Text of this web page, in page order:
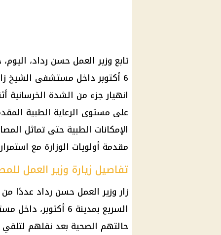
تابع وزير العمل حسن رداد،
6 أكتوبر داخل مستشفى الشيخ
انهيار جزء من الشدة الخرسانية
على مستوى الرعاية الطبية
الإمكانات الطبية حتى تماثل
مقدمة أولويات الوزارة مع
تفاصيل زيارة وزير العمل
زار وزير العمل حسن رداد عددًا
السريع بمدينة 6
حالتهم الصحية بعد نقلهم لتلقي